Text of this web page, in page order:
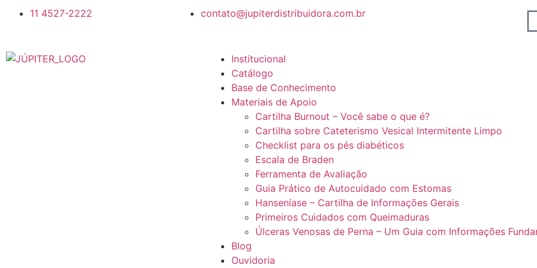
11 4527-2222 contato@jupiterdistribuidora.com.br
Institucional
Catálogo
Base de Conhecimento
Materiais de Apoio
Cartilha Burnout – Você sabe o que é?
Cartilha sobre Cateterismo Vesical Intermitente Limpo
Checklist para os pés diabéticos
Escala de Braden
Ferramenta de Avaliação
Guia Prático de Autocuidado com Estomas
Hanseníase – Cartilha de Informações Gerais
Primeiros Cuidados com Queimaduras
Úlceras Venosas de Perna – Um Guia com Informações
Blog
Ouvidoria